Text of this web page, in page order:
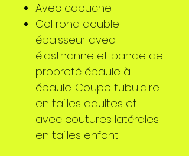
Avec capuche.
Col rond double
épaisseur avec
élasthanne et bande de
propreté épaule à
épaule. Coupe tubulaire
en tailles adultes et
avec coutures latérales
en tailles enfant